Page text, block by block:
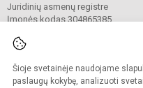
Šioje svetainėje naudojame
paslaugų kokybę, analizuoti
Juridinių asmenų registre
Įmonės kodas 304865385
© 2023. Vilniaus Antakalnio
Kopijuoti turinį be raštiško